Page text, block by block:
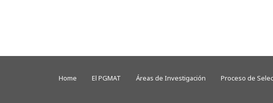
Home El PGMAT Áreas de Investigación Proceso de